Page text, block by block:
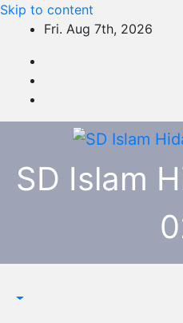
Skip to content
Fri. Aug 7th, 2026
SD Islam